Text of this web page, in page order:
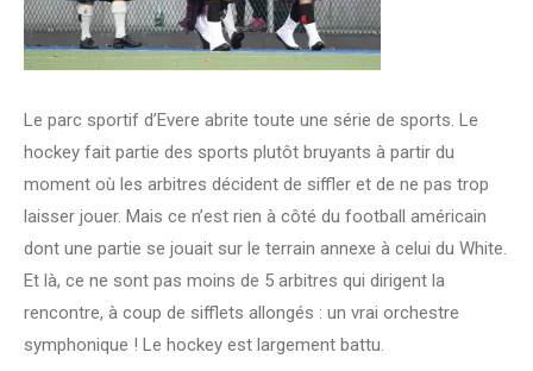
Le parc sportif d’Evere abrite toute une série de sports. Le
hockey fait partie des sports plutôt bruyants à partir du
moment où les arbitres décident de siffler et de ne pas trop
laisser jouer. Mais ce n’est rien à côté du football américain
dont une partie se jouait sur le terrain annexe à celui du White.
Et là, ce ne sont pas moins de 5 arbitres qui dirigent la
rencontre, à coup de sifflets allongés : un vrai orchestre
symphonique ! Le hockey est largement battu.